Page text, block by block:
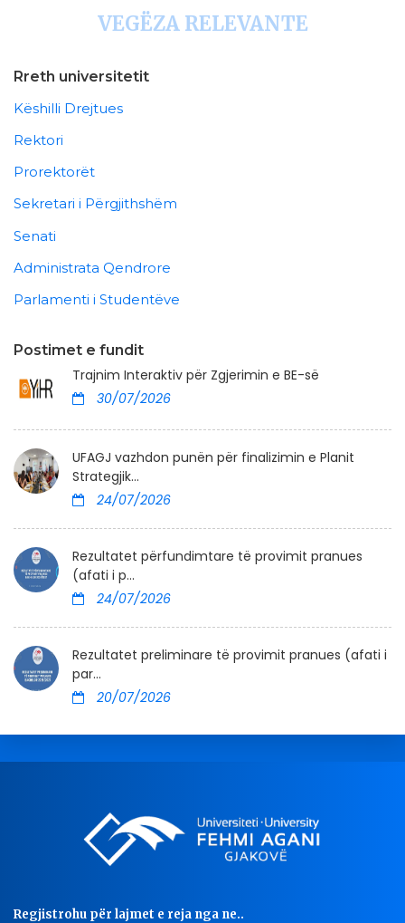
VEGËZA RELEVANTE
Rreth universitetit
Këshilli Drejtues
Rektori
Prorektorët
Sekretari i Përgjithshëm
Senati
Administrata Qendrore
Parlamenti i Studentëve
Postimet e fundit
Trajnim Interaktiv për Zgjerimin e BE-së
30/07/2026
UFAGJ vazhdon punën për finalizimin e Planit
Strategjik...
24/07/2026
Rezultatet përfundimtare të provimit pranues
(afati i p...
24/07/2026
Rezultatet preliminare të provimit pranues (afati i
par...
20/07/2026
Regjistrohu për lajmet e reja nga ne..